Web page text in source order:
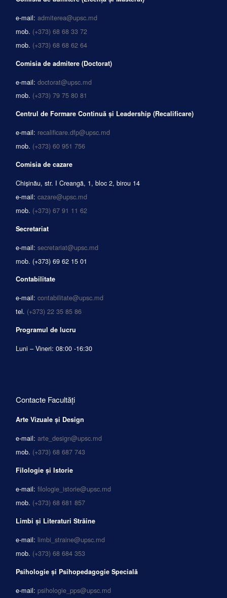
e-mail: admiterea@upsc.md
mob. (+373) 68 68 33 72
mob. (+373) 68 68 62 64
Comisia de admitere (Doctorat)
e-mail: doctorat@upsc.md
mob. (+373) 79 75 80 81
Centrul de Formare Continuă și Leadership (Recalificare)
e-mail: recalificare.dfp@upsc.md
mob. (+373) 60 951 756
Comisia de cazare
Chișinău, str. I Creangă, 1, bloc 2, birou 14
e-mail: cazare@upsc.md
mob. (+373) 67 91 11 62
Secretariat
e-mail: secretariat@upsc.md
mob. (+373) 69 62 15 01
Contabilitate
e-mail: contabilitate@upsc.md
tel. (+373) 22 35 85 86
Programul de lucru
Luni – Vineri: 08:00 -16:30
Contacte Facultăți
Arte Vizuale și Design
e-mail: arte_design@upsc.md
mob. (+373) 68 687 743
Filologie și Istorie
e-mail: filologie_istorie@upsc.md
mob. (+373) 68 681 857
Limbi și Literaturi Străine
e-mail: limbi_straine@upsc.md
mob. (+373) 68 684 353
Psihologie și Psihopedagogie Specială
e-mail: psihologie_pps@upsc.md